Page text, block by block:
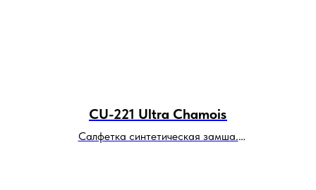
CU-221 Ultra Chamois
Салфетка синтетическая замша.